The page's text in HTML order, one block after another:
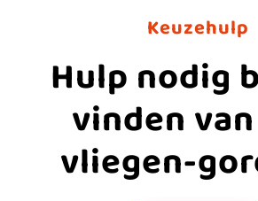
Keuzehulp
Hulp nodig
vinden
vliegen-